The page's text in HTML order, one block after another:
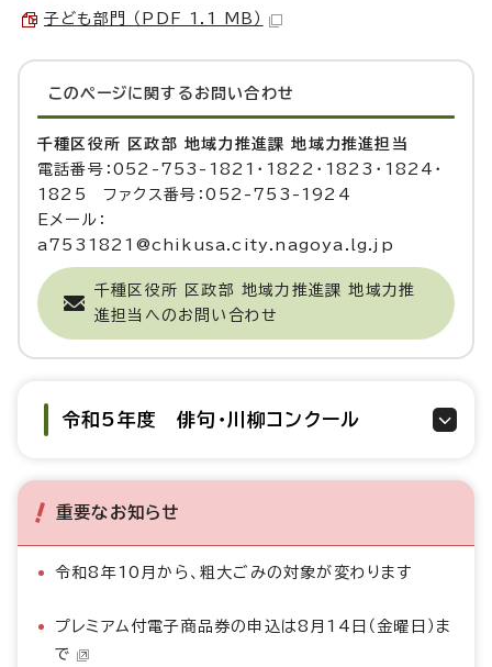
子ども部門 （PDF 1.1 MB）
このページに関する お問い合わせ
千種区役所 区政部 地域力推進課 地域力推進担当
電話番号：052-753-1821・1822・1823・1824・
1825 ファクス番号：052-753-1924
Eメール：
a7531821@chikusa.city.nagoya.lg.jp
千種区役所 区政部 地域力推進課 地域力推
進担当へのお問い合わせ
令和5年度 俳句・川柳コンクール
重要なお知らせ
令和8年10月から、粗大ごみの対象が変わります
プレミアム付電子商品券の申込は8月14日（金曜日）ま
で